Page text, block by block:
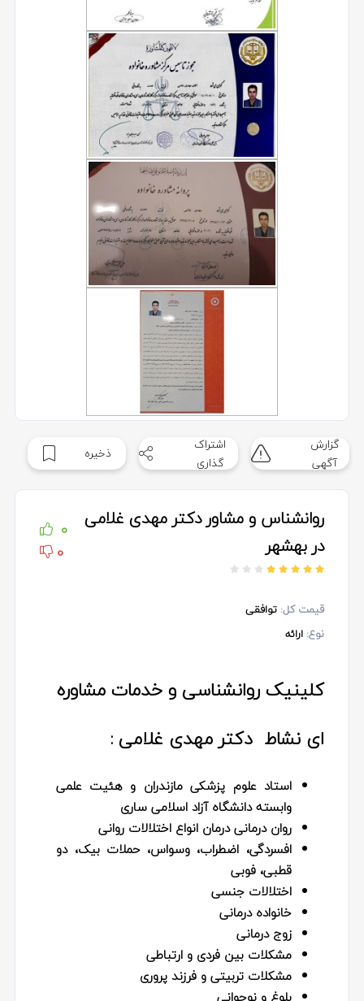
گزارش
آگهی
اشتراک
گذاری
ذخیره
روانشناس و مشاور دکتر مهدی غلامی
در بهشهر
0
0
قیمت کل: توافقی
نوع: ارائه
کلینیک روانشناسی و خدمات مشاوره
ای نشاط دکتر مهدی غلامی :
استاد علوم پزشکی مازندران و‌ هئیت علمی
وابسته دانشگاه آزاد اسلامی ساری
روان درمانی درمان انواع اختلالات روانی
افسردگی، اضطراب، وسواس، حملات بیک، دو
قطبی، فوبی
اختلالات جنسی
خانواده درمانی
زوج درمانی
مشکلات بین فردی و ارتباطی
مشکلات تربیتی و فرزند پروری